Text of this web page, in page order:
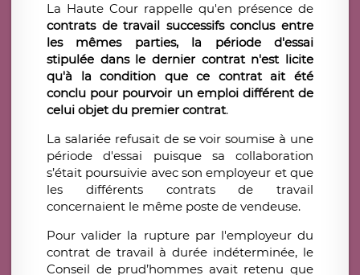
La Haute Cour rappelle qu'en présence de
contrats de travail successifs conclus entre
les mêmes parties, la période d'essai
stipulée dans le dernier contrat n'est licite
qu'à la condition que ce contrat ait été
conclu pour pourvoir un emploi différent de
celui objet du premier contrat.
La salariée refusait de se voir soumise à une
période d'essai puisque sa collaboration
s’était poursuivie avec son employeur et que
les différents contrats de travail
concernaient le même poste de vendeuse.
Pour valider la rupture par l'employeur du
contrat de travail à durée indéterminée, le
Conseil de prud’hommes avait retenu que